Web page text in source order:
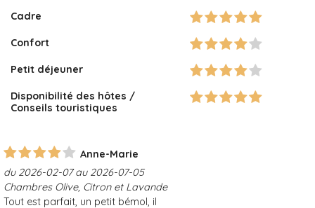
Cadre
Confort
Petit déjeuner
Disponibilité des hôtes /
Conseils touristiques
Anne-Marie
du 2026-02-07 au 2026-07-05
Chambres Olive, Citron et Lavande
Tout est parfait, un petit bémol, il